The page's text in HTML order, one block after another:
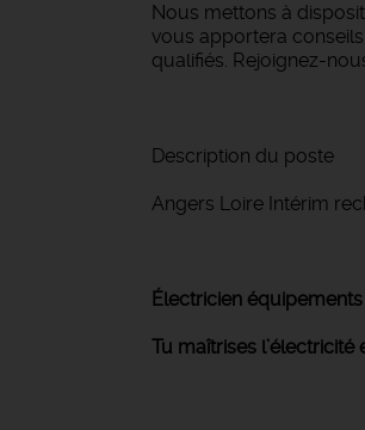
Nous mettons à
vous apportera
qualifiés. Rejoignez-
Description du poste
Angers Loire Intérim
Électricien
Tu maîtrises